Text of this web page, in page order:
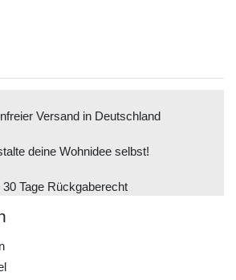
Versand in Deutschland
deine Wohnidee selbst!
30 Tage Rückgaberecht